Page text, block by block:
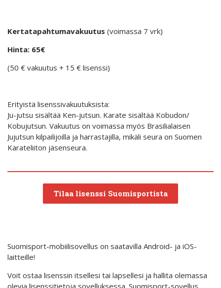
Kertatapahtumavakuutus (voimassa 7 vrk)
Hinta: 65€
(50 € vakuutus + 15 € lisenssi)
Erityistä lisenssivakuutuksista:
Ju-jutsu sisältää Ken-jutsun. Karate sisältää Kobudon/
Kobujutsun. Vakuutus on voimassa myös Brasilialaisen
Jujutsun kilpailijoilla ja harrastajilla, mikäli seura on Suomen
Karateliiton jäsenseura.
Tilaa lisenssi Suomisportista
Suomisport-mobiilisovellus on saatavilla Android- ja iOS-
laitteille!
Voit ostaa lisenssin itsellesi tai lapsellesi ja hallita olemassa
olevia lisenssitietoja sovelluksessa. Suomisport-sovellus